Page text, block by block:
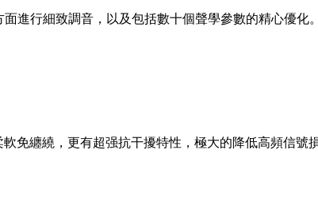
進行細致調音，以及包括數十個聲學參數的精心優化。
纏繞，更有超强抗干擾特性，極大的降低高頻信號